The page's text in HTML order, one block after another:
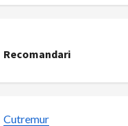
Recomandari
Cutremur